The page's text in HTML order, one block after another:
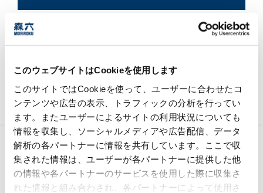
このウェブサイトはCookieを使用します
このサイトではCookieを使って、ユーザーに合わせたコ
ンテンツや広告の表示、トラフィックの分析を行ってい
ます。またユーザーによるサイトの利用状況についても
情報を収集し、ソーシャルメディアや広告配信、データ
解析の各パートナーに情報を共有しています。ここで収
集された情報は、ユーザーが各パートナーに提供した他
の情報や各パートナーのサービスを使用した際に収集さ
れた情報と組み合わされ、各パートナーによって使用さ
Connecting the Moriroku Group's "now" and
the future,information media.
MTNA strengthens its support for the
local community and carries out a
food donation initiative
2026/03/30